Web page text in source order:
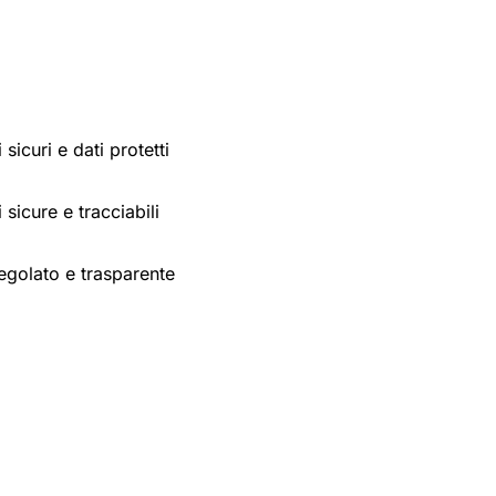
sicuri e dati protetti
sicure e tracciabili
e trasparente